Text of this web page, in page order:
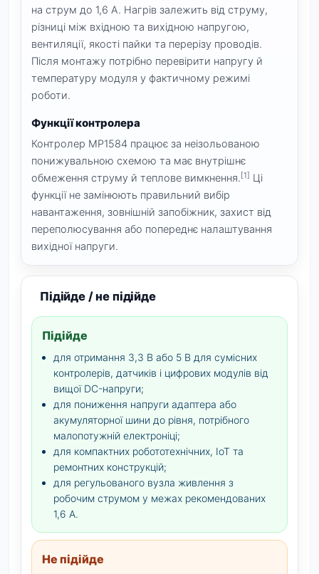
на струм до 1,6 А. Нагрів залежить від струму,
різниці між вхідною та вихідною напругою,
вентиляції, якості пайки та перерізу проводів.
Після монтажу потрібно перевірити напругу й
температуру модуля у фактичному режимі
роботи.
Функції контролера
Контролер MP1584 працює за неізольованою
понижувальною схемою та має внутрішнє
обмеження струму й теплове вимкнення.[1] Ці
функції не замінюють правильний вибір
навантаження, зовнішній запобіжник, захист від
переполюсування або попереднє налаштування
вихідної напруги.
Підійде / не підійде
Підійде
для отримання 3,3 В або 5 В для сумісних
контролерів, датчиків і цифрових модулів від
вищої DC-напруги;
для пониження напруги адаптера або
акумуляторної шини до рівня, потрібного
малопотужній електроніці;
для компактних робототехнічних, IoT та
ремонтних конструкцій;
для регульованого вузла живлення з
робочим струмом у межах рекомендованих
1,6 А.
Не підійде